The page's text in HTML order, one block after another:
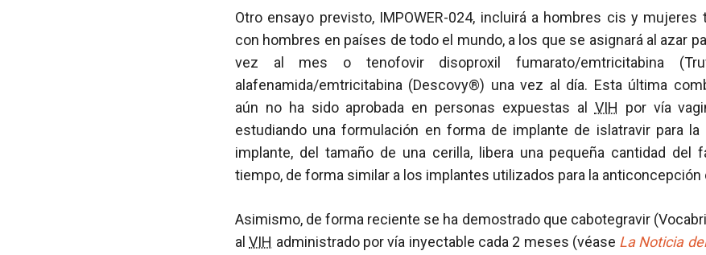
Otro ensayo previsto, IMPOWER-024, incluirá a hombres cis y
con hombres en países de todo el mundo, a los que se asignará al azar
vez al mes o tenofovir disoproxil fumarato/emtricitabina
alafenamida/emtricitabina (Descovy®) una vez al día. Esta última
aún no ha sido aprobada en personas expuestas al VIH por vía
estudiando una formulación en forma de implante de islatravir para la
implante, del tamaño de una cerilla, libera una pequeña cantidad del
tiempo, de forma similar a los implantes utilizados para la anticoncepción
Asimismo, de forma reciente se ha demostrado que cabotegravir
alVIH administrado por vía inyectable cada 2 meses (véase La Noticia